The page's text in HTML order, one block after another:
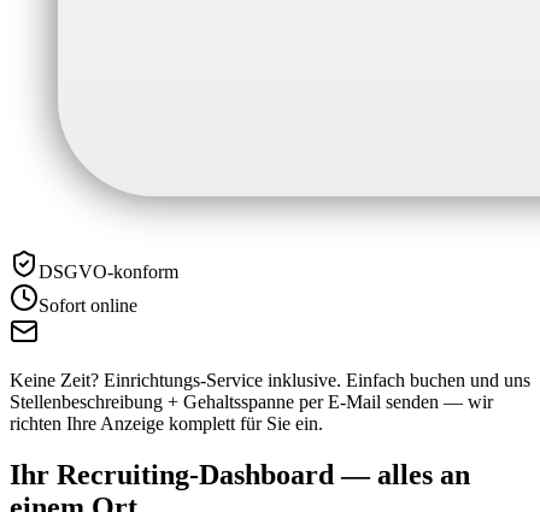
DSGVO-konform
Sofort online
Keine Zeit? Einrichtungs-Service inklusive. Einfach buchen und uns
Stellenbeschreibung + Gehaltsspanne per E-Mail senden — wir
richten Ihre Anzeige komplett für Sie ein.
Ihr Recruiting-Dashboard — alles an